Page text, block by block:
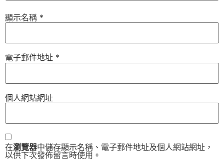
顯示名稱 *
電子郵件地址 *
個人網站網址
在瀏覽器中儲存顯示名稱、電子郵件地址及個人網站網址，
以供下次發佈留言時使用。